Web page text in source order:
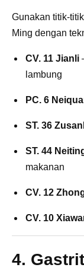
Gunakan titik-
Ming dengan
CV. 11 Jianli
lambung
PC. 6
ST. 36
ST. 44
makanan
CV. 12
CV. 10
4.